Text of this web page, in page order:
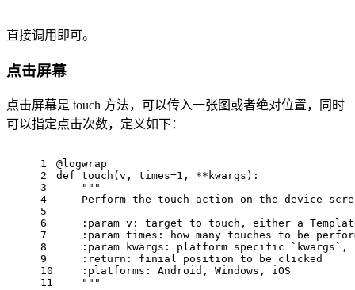
直接调用即可。
点击屏幕
点击屏幕是 touch 方法，可以传入一张图或者绝对位置，同时
可以指定点击次数，定义如下：
1
2
3
4
5
6
7
8
9
10
11
@logwrap
def touch(v, times=1 , **kwargs):
"" "
    Perform the touch action
on the device
    :param
v: target to touch, either a
    :param time
s: how many touches to be
    :param kwarg
s:
platform specific
    :
return : finial position to be clicked
    :platform
s:
Android, Windows, iOS
"" "